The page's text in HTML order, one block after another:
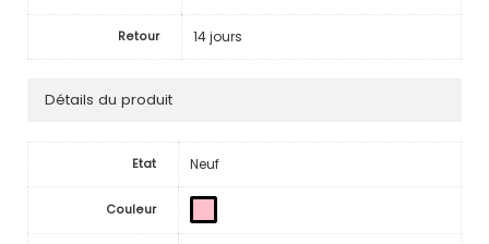
Retour 14 jours
Détails du produit
Etat Neuf
Couleur